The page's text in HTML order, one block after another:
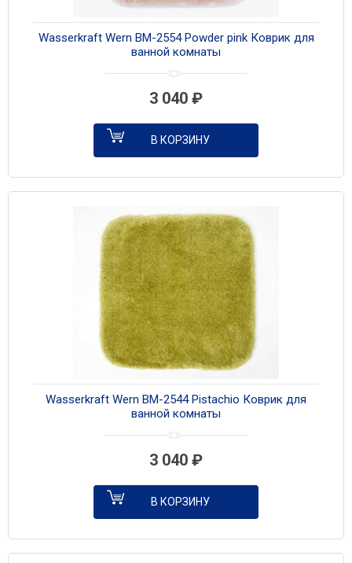
Wasserkraft Wern BM-2554 Powder pink Коврик для
ванной комнаты
3 040 ₽
В КОРЗИНУ
Wasserkraft Wern BM-2544 Pistachio Коврик для
ванной комнаты
3 040 ₽
В КОРЗИНУ